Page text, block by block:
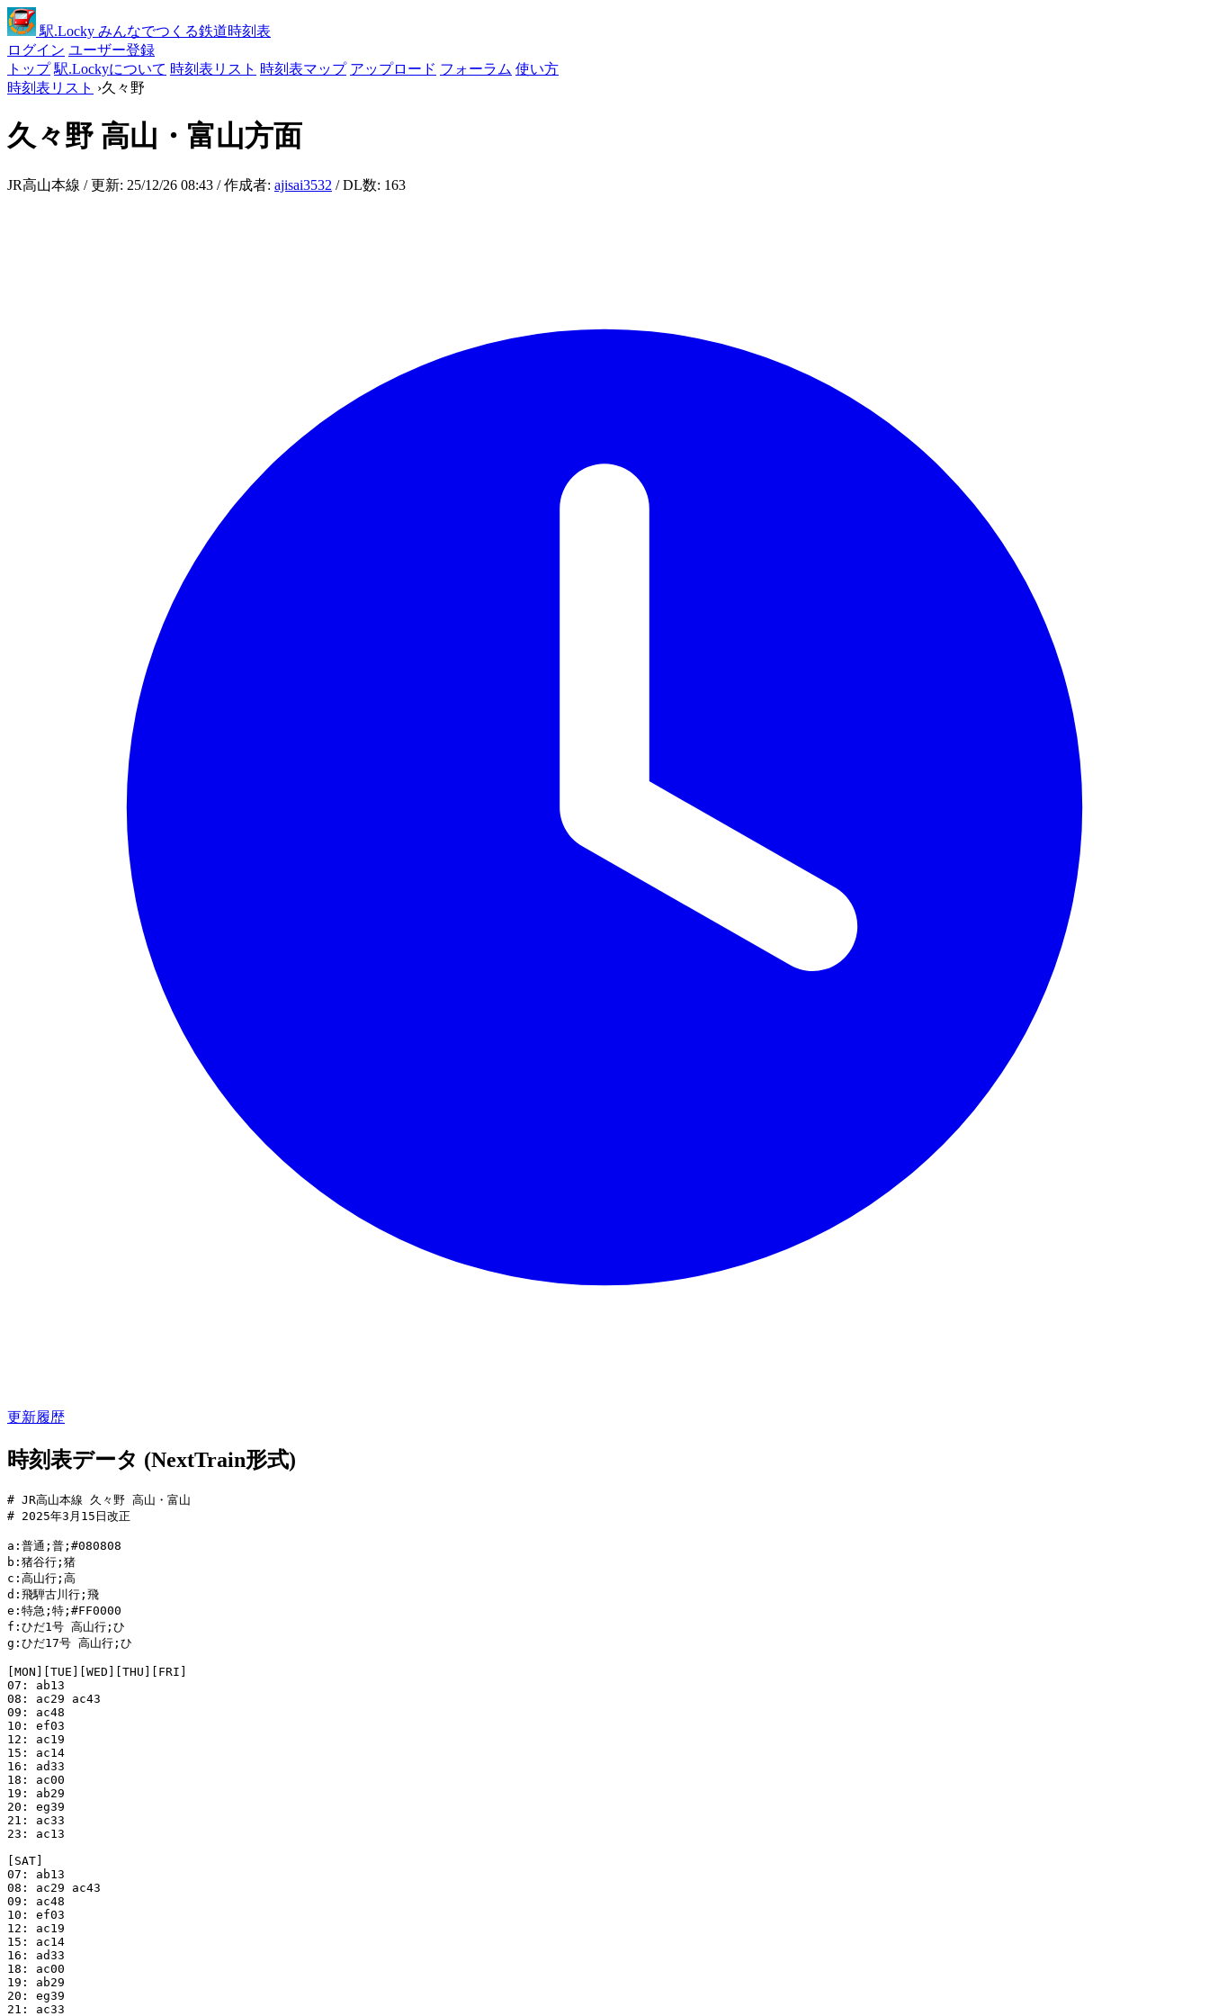
駅.Locky みんなでつくる鉄道時刻表
ログイン ユーザー登録
トップ 駅.Lockyについて 時刻表リスト 時刻表マップ アップロード フォーラム 使い方
時刻表リスト ›久々野
久々野 高山・富山方面
JR高山本線 / 更新: 25/12/26 08:43 / 作成者: ajisai3532 / DL数: 163
更新履歴
時刻表データ (NextTrain形式)
# JR高山本線 久々野 高山・富山
# 2025年3月15日改正
a:普通;普;#080808
b:猪谷行;猪
c:高山行;高
d:飛騨古川行;飛
e:特急;特;#FF0000
f:ひだ1号 高山行;ひ
g:ひだ17号 高山行;ひ
[MON][TUE][WED][THU][FRI]
07: ab13
08: ac29 ac43
09: ac48
10: ef03
12: ac19
15: ac14
16: ad33
18: ac00
19: ab29
20: eg39
21: ac33
23: ac13
[SAT]
07: ab13
08: ac29 ac43
09: ac48
10: ef03
12: ac19
15: ac14
16: ad33
18: ac00
19: ab29
20: eg39
21: ac33